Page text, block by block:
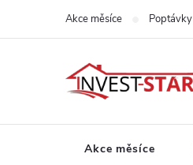
Akce měsíce Poptávky
Akce měsíce